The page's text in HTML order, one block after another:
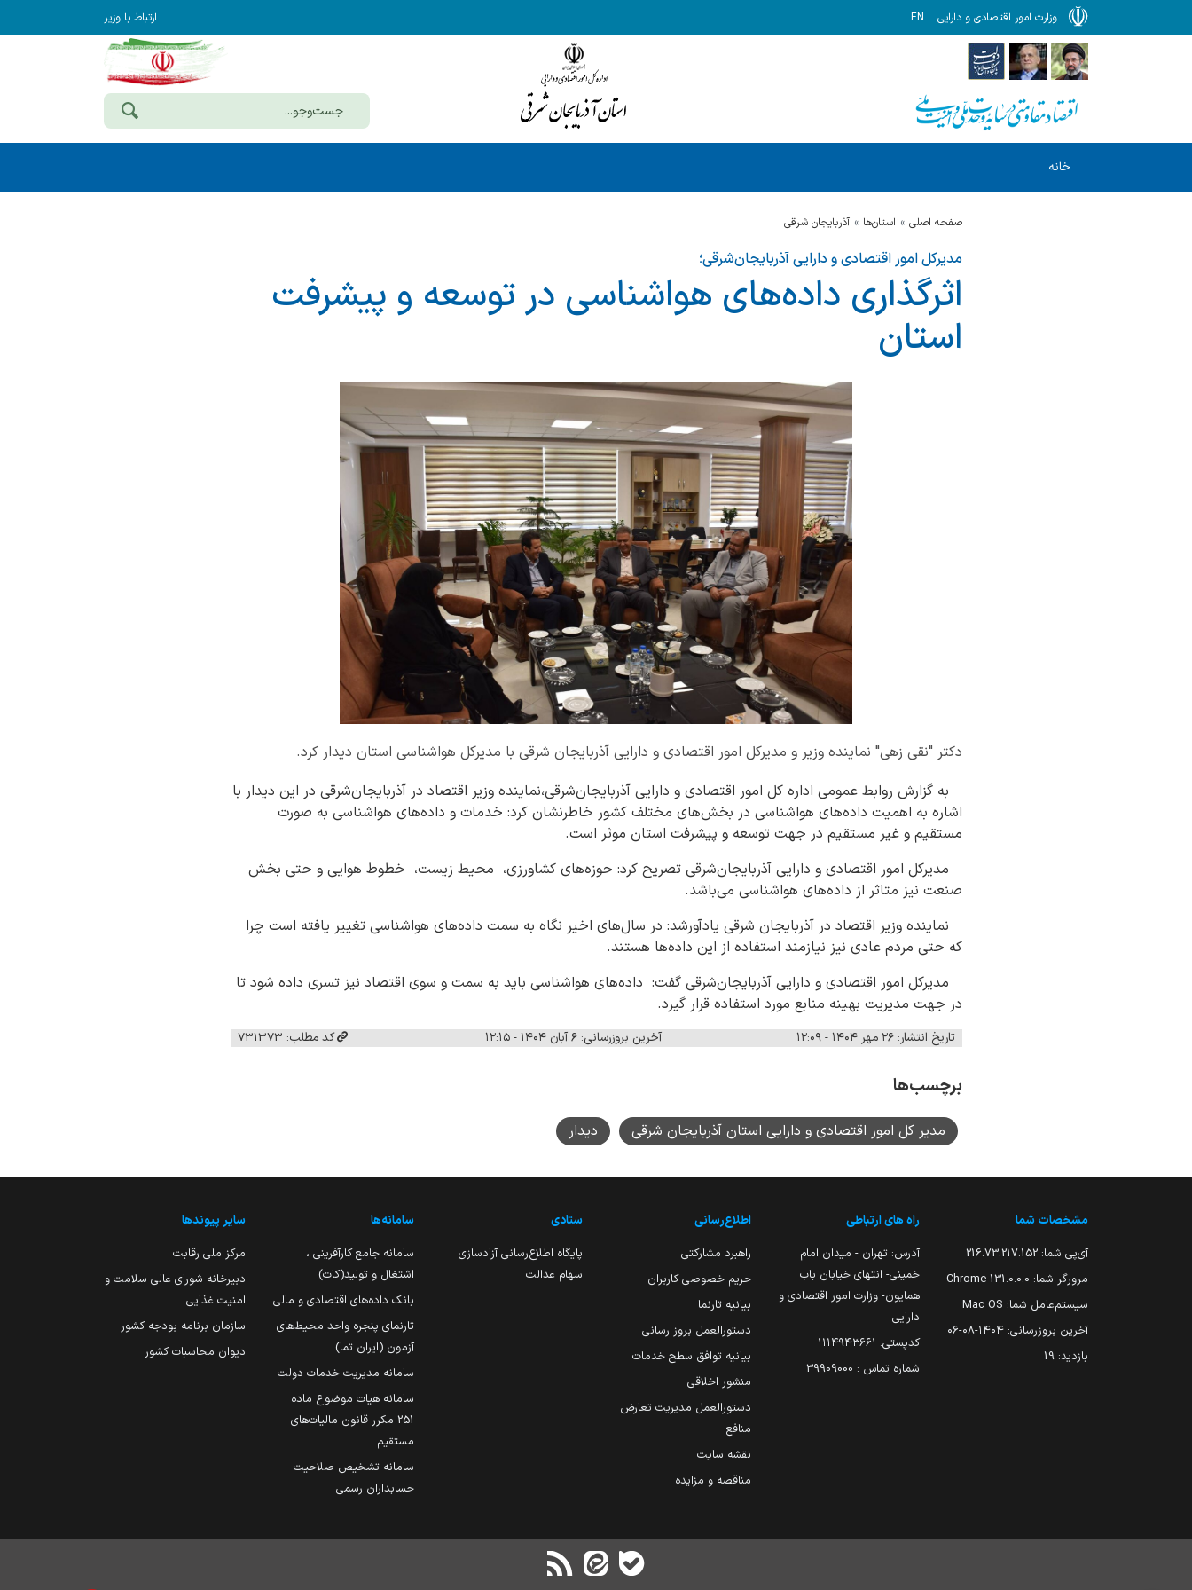
وزارت امور اقتصادی و دارایی EN ارتباط با وزیر
خانه
صفحه اصلی استان‌ها آذربايجان شرقي
مدیرکل امور اقتصادی و دارایی آذربایجان‌شرقی؛
اثرگذاری داده‌های هواشناسی در توسعه و پیشرفت
استان
دکتر "نقی زهی" نماینده وزیر و مدیرکل امور اقتصادی و دارایی آذربایجان شرقی با مدیرکل هواشناسی استان دیدار کرد.
به گزارش روابط عمومی اداره کل امور اقتصادی و دارایی آذربایجان‌شرقی،نماینده وزیر اقتصاد در آذربایجان‌شرقی در این دیدار با
اشاره به اهمیت داده‌های هواشناسی در بخش‌های مختلف کشور خاطرنشان کرد: خدمات و داده‌های هواشناسی به صورت
مستقیم و غیر مستقیم در جهت توسعه و پیشرفت استان موثر است.
مدیرکل امور اقتصادی و دارایی آذربایجان‌شرقی تصریح کرد: حوزه‌های کشاورزی، محیط زیست، خطوط هوایی و حتی بخش
صنعت نیز متاثر از داده‌های هواشناسی می‌باشد.
نماینده وزیر اقتصاد در آذربایجان شرقی یادآورشد: در سال‌های اخیر نگاه به سمت داده‌های هواشناسی تغییر یافته است چرا
که حتی مردم عادی نیز نیازمند استفاده از این داده‌ها هستند.
مدیرکل امور اقتصادی و دارایی آذربایجان‌شرقی گفت: داده‌های هواشناسی باید به سمت و سوی اقتصاد نیز تسری داده شود تا
در جهت مدیریت بهینه منابع مورد استفاده قرار گیرد.
تاریخ انتشار: ۲۶ مهر ۱۴۰۴ - ۱۲:۰۹ آخرین بروزرسانی: ۶ آبان ۱۴۰۴ - ۱۲:۱۵ کد مطلب: 731373
برچسب‌ها
مدیر کل امور اقتصادی و دارایی استان آذربایجان شرقی دیدار
مشخصات شما
آی‌پی شما: 216.73.217.152
مرورگر شما: 131.0.0.0 Chrome
سیستم‌عامل شما: Mac OS
آخرین بروزرسانی: ۱۴۰۴-۰۸-۰۶
بازدید: 19
راه های ارتباطی
آدرس: تهران - میدان امام
خمینی- انتهای خیابان باب
همایون- وزارت امور اقتصادی و
دارایی
کدپستی: ۱۱۱۴۹۴۳۶۶۱
شماره تماس : 39909000
اطلاع‌رسانی
راهبرد مشارکتی
حریم خصوصی کاربران
بیانیه تارنما
دستورالعمل بروز رسانی
بیانیه توافق سطح خدمات
منشور اخلاقی
دستورالعمل مدیریت تعارض
منافع
نقشه سایت
مناقصه و مزایده
ستادی
پایگاه اطلاع‌رسانی آزادسازی
سهام عدالت
سامانه‌ها
سامانه جامع کارآفرینی ،
اشتغال و تولید(کات)
بانک داده‌های اقتصادی و مالی
تارنمای پنجره واحد محیط‌های
آزمون (ایران تما)
سامانه مدیریت خدمات دولت
سامانه هیات موضوع ماده
251 مکرر قانون مالیات‌های
مستقیم
سامانه تشخیص صلاحیت
حسابداران رسمی
سایر پیوندها
مرکز ملی رقابت
دبیرخانه شورای عالی سلامت و
امنیت غذایی
سازمان برنامه بودجه کشور
دیوان محاسبات کشور